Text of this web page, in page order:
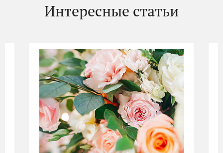
Интересные статьи